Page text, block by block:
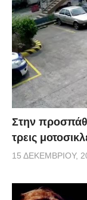
Στην
τρεις
15 ΔΕΚΕΜΒΡΊΟΥ,